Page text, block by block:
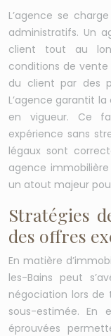
L’agence se
administratifs. Un
client tout au
conditions de
du client par des
L’agence garantit
en vigueur. Ce
expérience sans
légaux sont
agence
un atout majeur
Stratégies
des offres
En matière
les-Bains peut
négociation lors
sous-estimée. En
éprouvées